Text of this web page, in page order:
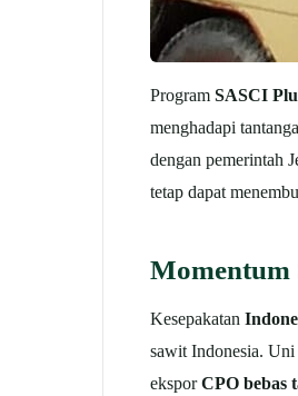
Program SASCI
menghadapi
dengan pemerintah
tetap dapat
Momentum
Kesepakatan
sawit Indonesia.
eksporCPO bebas